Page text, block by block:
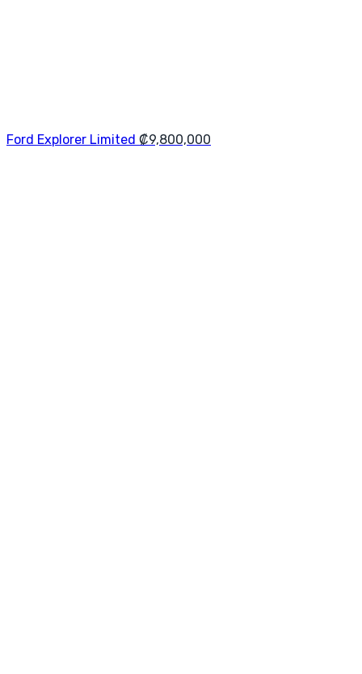
Ford Explorer Limited ₡9,800,000